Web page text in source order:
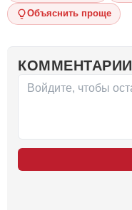
Объяснить проще
КОММЕНТАРИИ